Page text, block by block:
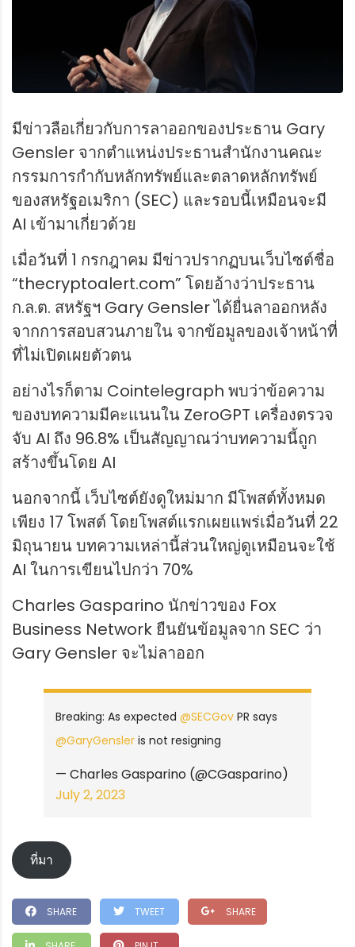
มีข่าวลือเกี่ยวกับการลาออกของประธาน Gary
Gensler จากตำแหน่งประธานสำนักงานคณะ
กรรมการกำกับหลักทรัพย์และตลาดหลักทรัพย์
ของสหรัฐอเมริกา (SEC) และรอบนี้เหมือนจะมี
AI เข้ามาเกี่ยวด้วย
เมื่อวันที่ 1 กรกฎาคม มีข่าวปรากฏบนเว็บไซต์ชื่อ
“thecryptoalert.com” โดยอ้างว่าประธาน
ก.ล.ต. สหรัฐฯ Gary Gensler ได้ยื่นลาออกหลัง
จากการสอบสวนภายใน จากข้อมูลของเจ้าหน้าที่
ที่ไม่เปิดเผยตัวตน
อย่างไรก็ตาม Cointelegraph พบว่าข้อความ
ของบทความมีคะแนนใน ZeroGPT เครื่องตรวจ
จับ AI ถึง 96.8% เป็นสัญญาณว่าบทความนี้ถูก
สร้างขึ้นโดย AI
นอกจากนี้ เว็บไซต์ยังดูใหม่มาก มีโพสต์ทั้งหมด
เพียง 17 โพสต์ โดยโพสต์แรกเผยแพร่เมื่อวันที่ 22
มิถุนายน บทความเหล่านี้ส่วนใหญ่ดูเหมือนจะใช้
AI ในการเขียนไปกว่า 70%
Charles Gasparino นักข่าวของ Fox
Business Network ยืนยันข้อมูลจาก SEC ว่า
Gary Gensler จะไม่ลาออก
Breaking: As expected @SECGov PR says
@GaryGensler is not resigning
— Charles Gasparino (@CGasparino)
July 2, 2023
ที่มา
SHARE TWEET SHARE